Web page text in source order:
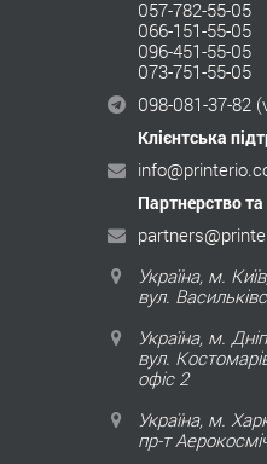
057-782-55-05
066-151-55-05
096-451-55-05
073-751-55-05
098-081-37-82
Клієнтська
Партнерство та
Україна, м. Київ,
вул.
Україна, м.
вул.
офіс 2
Україна, м.
пр-т